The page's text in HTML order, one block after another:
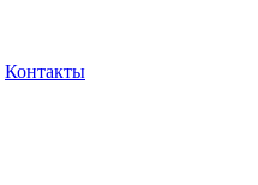
Контакты